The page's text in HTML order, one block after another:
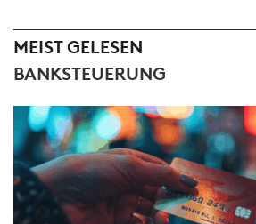
MEIST GELESEN
BANKSTEUERUNG